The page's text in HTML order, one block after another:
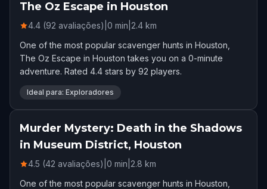
The Oz Escape in Houston
4.4 (92 avaliações) 0 min 2.4 km
One of the most popular scavenger hunts in Houston,
The Oz Escape in Houston takes you on a 0-minute
adventure. Rated 4.4 stars by 92 players.
Ideal para: Exploradores
Murder Mystery: Death in the Shadows
in Museum District, Houston
4.5 (42 avaliações) 0 min 2.8 km
One of the most popular scavenger hunts in Houston,